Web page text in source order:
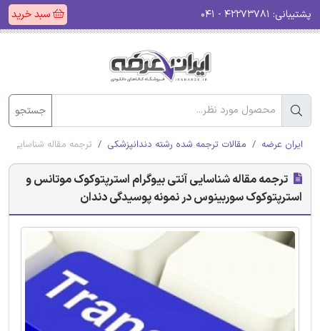
پشتیبانی: سبد خرید
جستجو
ایران عرضه مقالات ترجمه شده رشته دندانپزشکی ترجمه مقاله شناسایی
ترجمه مقاله شناسایی آنتی ‌بیوگرام استرپتوکوک موتانس و
استرپتوکوک سوربینوس در نمونه پوسیدگی دندان